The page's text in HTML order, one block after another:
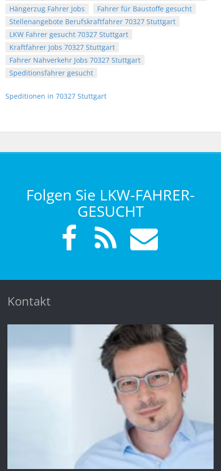
Hängerzug Fahrer Jobs
Fahrer für Baustoffe gesucht
Stellenangebote Berufskraftfahrer 70327 Stuttgart
LKW Fahrer gesucht 70327 Stuttgart
Kraftfahrer Jobs 70327 Stuttgart
Fahrer Nahverkehr Jobs 70327 Stuttgart
Speditionsfahrer gesucht
Speditionen in 70327 Stuttgart
Folgen Sie LKW-FAHRER-
GESUCHT
Kontakt